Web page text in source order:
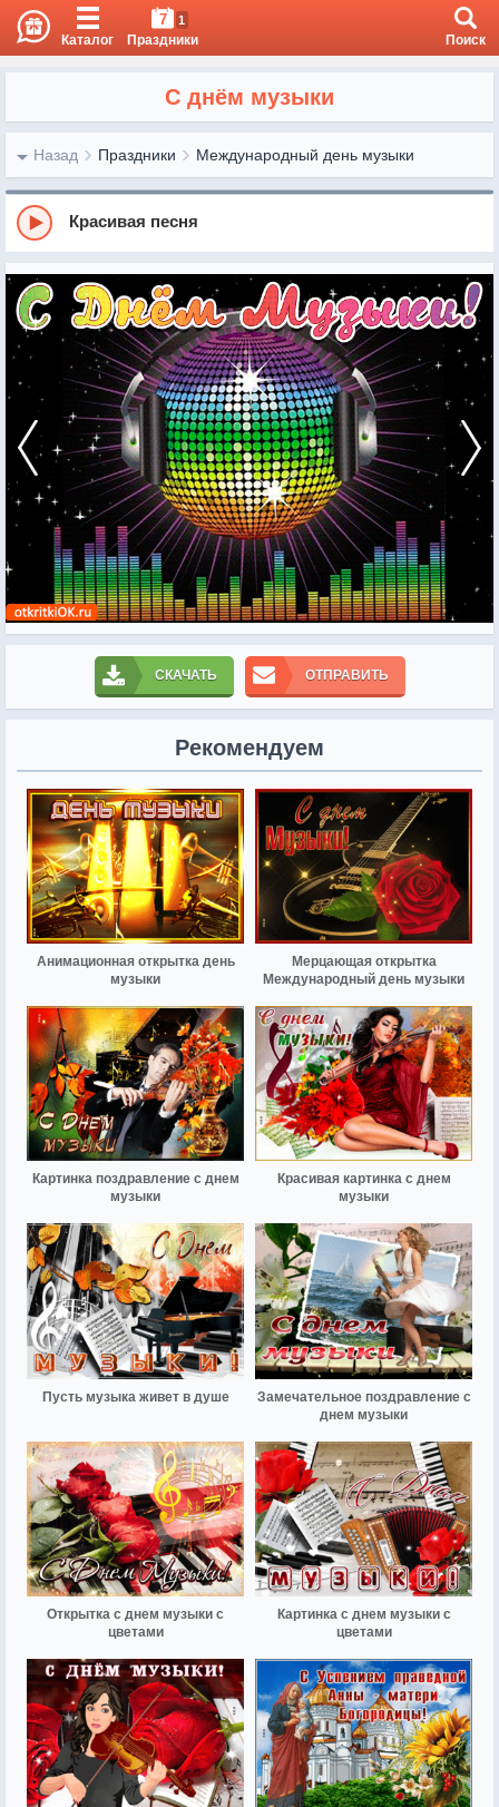
Каталог
7 1
Праздники Поиск
С днём музыки
Назад Праздники Международный день музыки
Красивая песня
СКАЧАТЬ ОТПРАВИТЬ
Рекомендуем
Анимационная открытка день
музыки
Мерцающая открытка
Международный день музыки
Картинка поздравление с днем
музыки
Красивая картинка с днем
музыки
Пусть музыка живет в душе
Замечательное поздравление с
днем музыки
Открытка с днем музыки с
цветами
Картинка с днем музыки с
цветами